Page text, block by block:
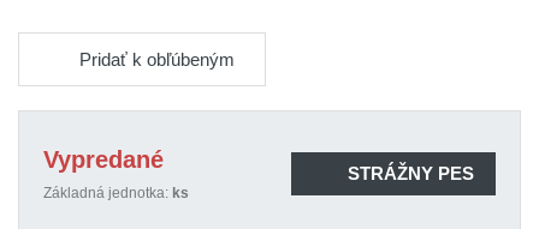
Pridať k obľúbeným
Vypredané
Základná jednotka: ks
STRÁŽNY PES